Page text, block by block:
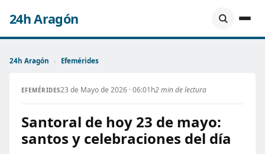
24h Aragón
24h Aragón › Efemérides
EFEMÉRIDES23 de Mayo de 2026 · 06:01h2 min de lectura
Santoral de hoy 23 de mayo:
santos y celebraciones del día